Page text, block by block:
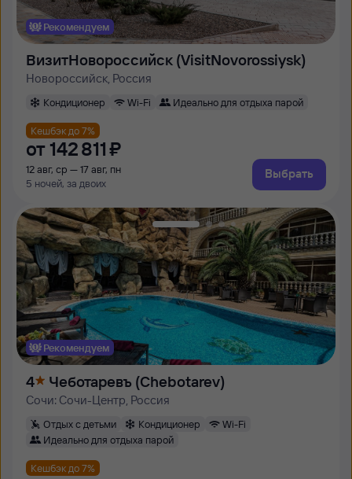
Рекомендуем
ВизитНовороссийск (VisitNovorossiysk)
Новороссийск, Россия
Кондиционер Wi-Fi Идеально для отдыха парой
Кешбэк до 7%
от 142 ⁠811 ⁠₽
12 авг, ср — 17 авг, пн
5 ночей, за двоих
Выбрать
Рекомендуем
4 Чеботаревъ (Chebotarev)
Сочи: Сочи-Центр, Россия
Отдых с детьми Кондиционер
Wi-Fi
Идеально для отдыха парой
Кешбэк до 7%